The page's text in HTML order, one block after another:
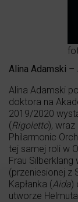
Alina Adamski –
Alina Adamski
doktora na
2019/2020
(Rigoletto),
Philarmonic
tej samej roli w
Frau
(przeniesionej z
Kapłanka (Aida)
utworze